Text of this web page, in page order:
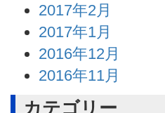
2017年2月
2017年1月
2016年12月
2016年11月
カテゴリー